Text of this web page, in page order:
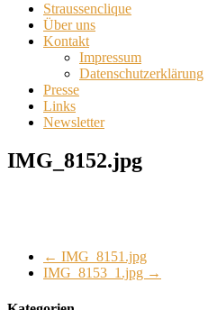
Straussenclique
Über uns
Kontakt
Impressum
Datenschutzerklärung
Presse
Links
Newsletter
IMG_8152.jpg
← IMG_8151.jpg
IMG_8153_1.jpg →